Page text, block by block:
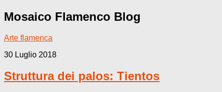
Mosaico Flamenco Blog
Arte flamenca
30 Luglio 2018
Struttura dei palos: Tientos